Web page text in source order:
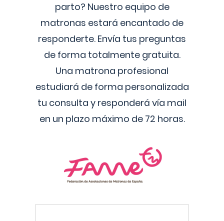
parto? Nuestro equipo de
matronas estará encantado de
responderte. Envía tus preguntas
de forma totalmente gratuita.
Una matrona profesional
estudiará de forma personalizada
tu consulta y responderá vía mail
en un plazo máximo de 72 horas.